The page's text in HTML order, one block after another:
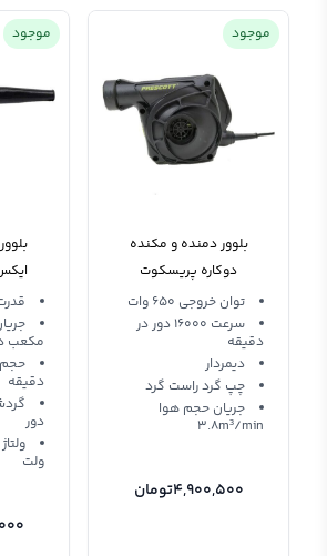
موجود
بلوور دمنده و مکنده
دوکاره پریسکوت
PT2255001 Prescott
توان خروجی 650 وات
سرعت 16000 دور در
دقیقه
دیمردار
چپ گرد راست گرد
جریان حجم هوا
3.8m³/min
4,900,500تومان
موجود
قدرت
مکعب
دقیقه
دور
ولت